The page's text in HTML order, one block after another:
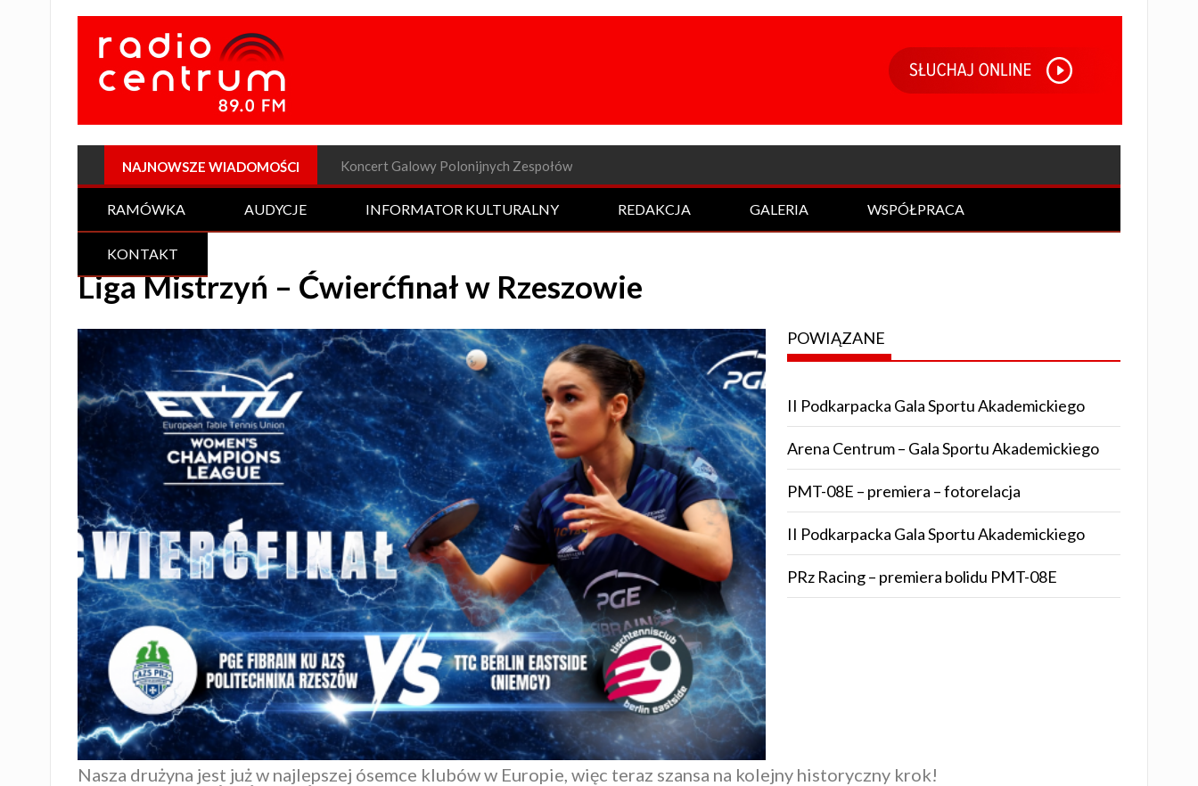
NAJNOWSZE WIADOMOŚCI Plenerowa odsłona Rockowej Nocy
RAMÓWKA AUDYCJE INFORMATOR KULTURALNY REDAKCJA GALERIA WSPÓŁPRACA
KONTAKT
Liga Mistrzyń – Ćwierćfinał w Rzeszowie
POWIĄZANE
II Podkarpacka Gala Sportu Akademickiego
Arena Centrum – Gala Sportu Akademickiego
PMT-08E – premiera – fotorelacja
II Podkarpacka Gala Sportu Akademickiego
PRz Racing – premiera bolidu PMT-08E
Nasza drużyna jest już w najlepszej ósemce klubów w Europie, więc teraz szansa na kolejny historyczny krok!